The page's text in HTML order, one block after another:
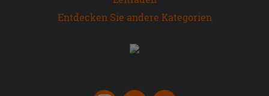
Entdecken Sie andere Kategorien